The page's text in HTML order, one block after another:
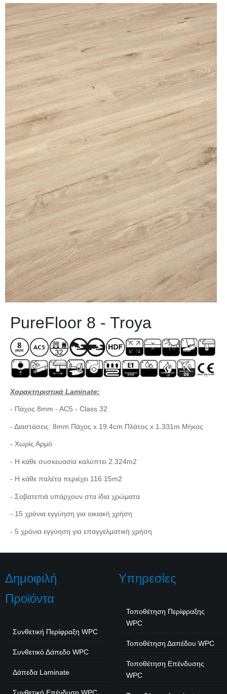
PureFloor 8 - Troya
Χαρακτηριστικά Laminate:
- Πάχος 8mm - AC5 - Class 32
- Διαστάσεις: 8mm Πάχος x 19.4cm Πλάτος x 1.331m Μήκος
- Χωρίς Αρμό
- Η κάθε συσκευασία καλύπτει 2.324m2
- Η κάθε παλέτα περιέχει 116.15m2
- Σοβατεπιά υπάρχουν στα ίδια χρώματα
- 15 χρόνια εγγύηση για οικιακή χρήση
- 5 χρόνια εγγύηση για επαγγελματική χρήση
Δημοφιλή
Προϊόντα
Συνθετική Περίφραξη WPC
Συνθετικό Δάπεδο WPC
Δάπεδα Laminate
Υπηρεσίες
Τοποθέτηση Περίφραξης
WPC
Τοποθέτηση Δαπέδου WPC
Τοποθέτηση Επένδυσης
WPC